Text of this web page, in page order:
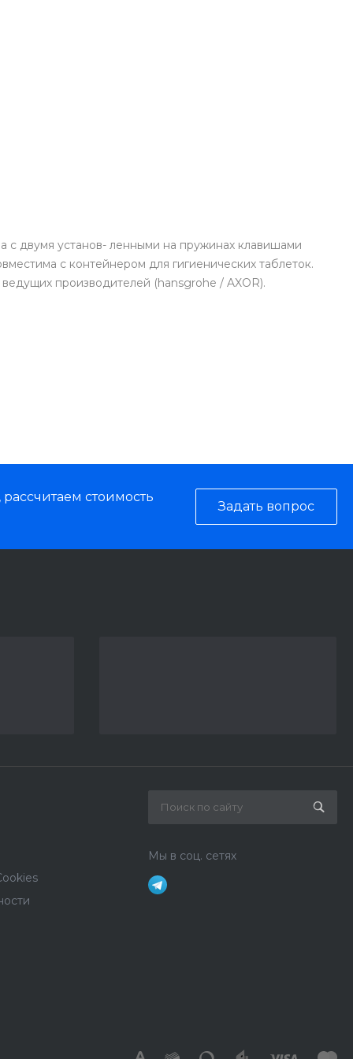
с двумя установ- ленными на пружинах клавишами
с контейнером для гигиенических таблеток.
производителей (hansgrohe / AXOR).
стоимость
Задать вопрос
Мы в соц. сетях